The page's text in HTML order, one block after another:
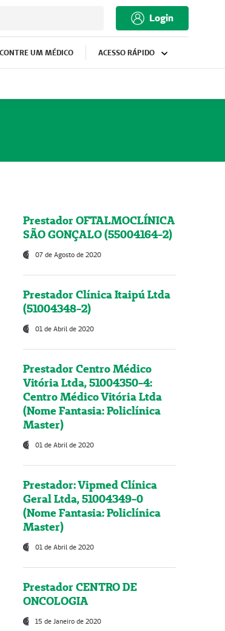
Login
UM MÉDICO ACESSO RÁPIDO
Prestador OFTALMOCLÍNICA
SÃO GONÇALO (55004164-2)
07 de Agosto de 2020
Prestador Clínica Itaipú Ltda
(51004348-2)
01 de Abril de 2020
Prestador Centro Médico
Vitória Ltda, 51004350-4:
Centro Médico Vitória Ltda
(Nome Fantasia: Policlínica
Master)
01 de Abril de 2020
Prestador: Vipmed Clínica
Geral Ltda, 51004349-0
(Nome Fantasia: Policlínica
Master)
01 de Abril de 2020
Prestador CENTRO DE
ONCOLOGIA
15 de Janeiro de 2020